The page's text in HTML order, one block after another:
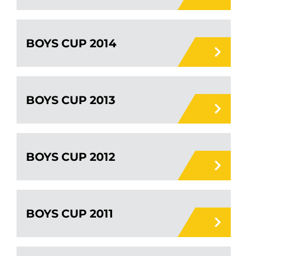
BOYS CUP 2014
BOYS CUP 2013
BOYS CUP 2012
BOYS CUP 2011